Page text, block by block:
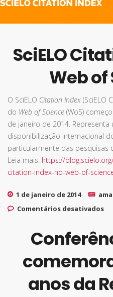
SciELO
Web of
O SciELO Citation Index (SciELO
do Web of Science (WoS)
de janeiro de 2014. Representa
disponibilização internacional
particularmente das pesquisas
Leia mais: https://
citation-index-no-web-of-
1 de janeiro de 2014
Comentários desativados
anos da